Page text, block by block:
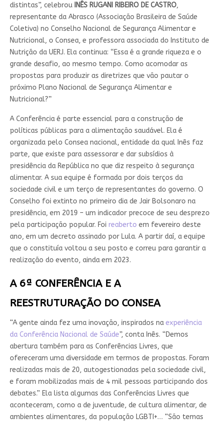
distintas”, celebrou INÊS RUGANI RIBEIRO DE CASTRO,
representante da Abrasco (Associação Brasileira de Saúde
Coletiva) no Conselho Nacional de Segurança Alimentar e
Nutricional, o Consea, e professora associada do Instituto de
Nutrição da UERJ. Ela continua: “Essa é a grande riqueza e o
grande desafio, ao mesmo tempo. Como acomodar as
propostas para produzir as diretrizes que vão pautar o
próximo Plano Nacional de Segurança Alimentar e
Nutricional?”
A Conferência é parte essencial para a construção de
políticas públicas para a alimentação saudável. Ela é
organizada pelo Consea nacional, entidade da qual Inês faz
parte, que existe para assessorar e dar subsídios à
presidência da República no que diz respeito à segurança
alimentar. A sua equipe é formada por dois terços da
sociedade civil e um terço de representantes do governo. O
Conselho foi extinto no primeiro dia de Jair Bolsonaro na
presidência, em 2019 – um indicador precoce de seu desprezo
pela participação popular. Foi reaberto em fevereiro deste
ano, em um decreto assinado por Lula. A partir daí, a equipe
que o constituía voltou a seu posto e correu para garantir a
realização do evento, ainda em 2023.
A 6ª CONFERÊNCIA E A
REESTRUTURAÇÃO DO CONSEA
“A gente ainda fez uma inovação, inspirados na experiência
da Conferência Nacional de Saúde”, conta Inês. “Demos
abertura também para as Conferências Livres, que
ofereceram uma diversidade em termos de propostas. Foram
realizadas mais de 20, autogestionadas pela sociedade civil,
e foram mobilizadas mais de 4 mil pessoas participando dos
debates.” Ela lista algumas das Conferências Livres que
aconteceram, como a de juventude, de cultura alimentar, de
ambientes alimentares, da população LGBTI+… “São temas